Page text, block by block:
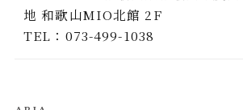
地 和歌山MIO北館 2F
TEL：073-499-1038